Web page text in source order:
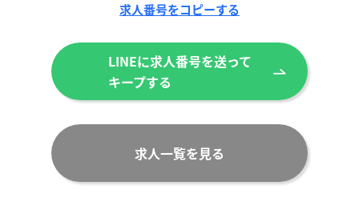
求人一覧を見る
求人番号をコピーする
LINEに求人番号を送って
キープする